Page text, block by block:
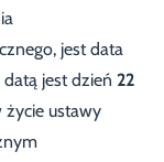
jest data
jest dzień 22
życie ustawy